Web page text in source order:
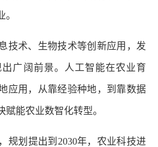
术、生物技术等创新应用，发
广阔前景。人工智能在农业育
应用，从靠经验种地，到靠数据
能农业数智化转型。
划提出到2030年，农业科技进